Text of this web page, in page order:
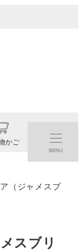
かご
MENU
（ジャメスブ
スブリ